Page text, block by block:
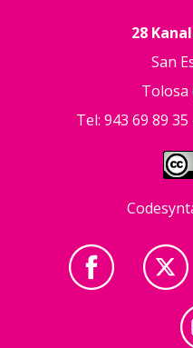
28
San
Tolosa
Tel: 943 69 89 35